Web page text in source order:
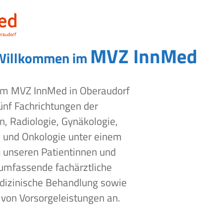
im MVZ InnMed
MVZ InnMed in Oberaudorf
Fachrichtungen der
Radiologie, Gynäkologie,
Onkologie unter einem
Patientinnen und
fachärztliche
Behandlung sowie
Vorsorgeleistungen an.